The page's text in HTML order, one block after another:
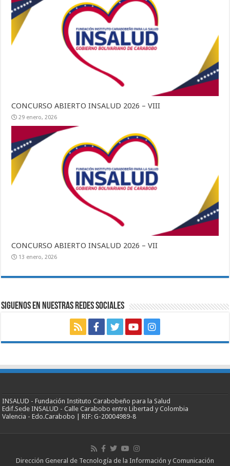
CONCURSO ABIERTO INSALUD 2026 – VIII
29 enero, 2026
CONCURSO ABIERTO INSALUD 2026 – VII
13 enero, 2026
SIGUENOS EN NUESTRAS REDES SOCIALES
INSALUD - Fundación Instituto Carabobeño para la Salud
Edif.Sede INSALUD - Calle Carabobo entre Libertad y Colombia
Valencia - Edo.Carabobo | RIF: G-20004989-8
Dirección General de Tecnología de la Información y Comunicación